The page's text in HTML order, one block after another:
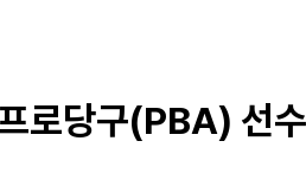
로당구(PBA) 선